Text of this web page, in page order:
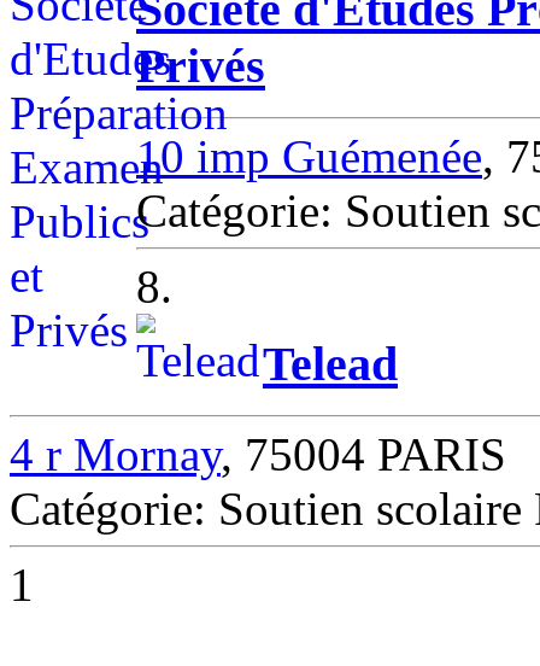
Privés
10 imp Guémenée,
Catégorie: Soutien
8.
Telead
4 r Mornay, 75004 PARIS
Catégorie: Soutien scolaire
1